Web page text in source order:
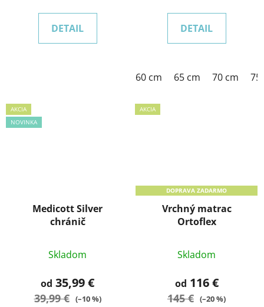
DETAIL DETAIL
60 cm 65 cm 70 cm 75
AKCIA
NOVINKA
Medicott Silver
chránič
Skladom
od 35,99 €
39,99 € (–10 %)
AKCIA
DOPRAVA ZADARMO
Vrchný matrac
Ortoflex
Skladom
od 116 €
145 € (–20 %)